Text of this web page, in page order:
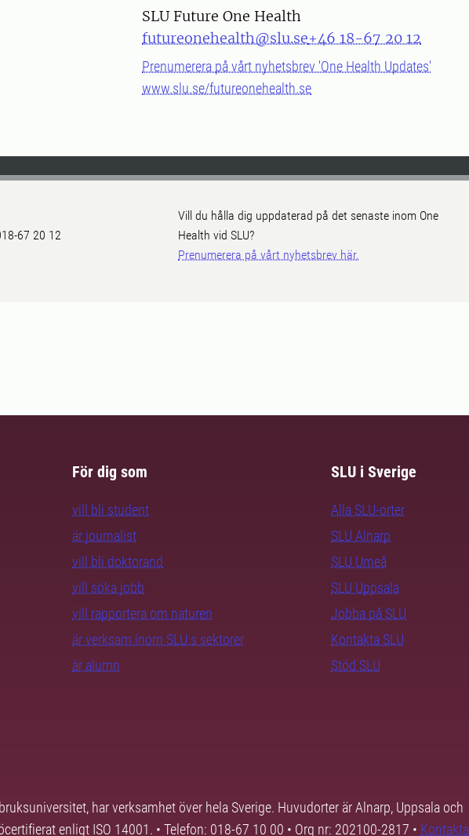
SLU Future One Health
futureonehealth@slu.se+46 18-67 20 12
Prenumerera på vårt nyhetsbrev 'One Health Updates'
www.slu.se/futureonehealth.se
67 20 12
Vill du hålla dig uppdaterad på det senaste inom One
Health vid SLU?
Prenumerera på vårt nyhetsbrev här.
För dig som
vill bli student
är journalist
vill bli doktorand
vill söka jobb
vill rapportera om naturen
är verksam inom SLU:s sektorer
är alumn
SLU i Sverige
Alla SLU-orter
SLU Alnarp
SLU Umeå
SLU Uppsala
Jobba på SLU
Kontakta SLU
Stöd SLU
har verksamhet över hela Sverige. Huvudorter är Alnarp, Uppsala och
enligt ISO 14001. • Telefon: 018-67 10 00 • Org nr: 202100-2817 • Kontakta